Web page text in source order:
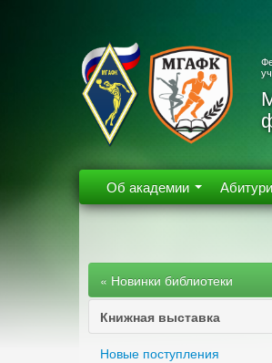
Об академии
« Новинки библиотеки
Книжная выставка
Новые поступления